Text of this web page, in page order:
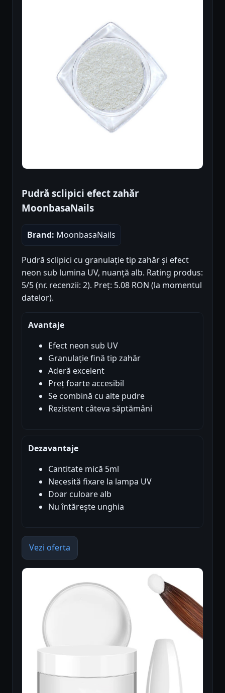
Pudră sclipici efect zahăr
MoonbasaNails
Brand: MoonbasaNails
Pudră sclipici cu granulație tip zahăr și efect
neon sub lumina UV, nuanță alb. Rating produs:
5/5 (nr. recenzii: 2). Preț: 5.08 RON (la momentul
datelor).
Avantaje
Efect neon sub UV
Granulație fină tip zahăr
Aderă excelent
Preț foarte accesibil
Se combină cu alte pudre
Rezistent câteva săptămâni
Dezavantaje
Cantitate mică 5ml
Necesită fixare la lampa UV
Doar culoare alb
Nu întărește unghia
Vezi oferta